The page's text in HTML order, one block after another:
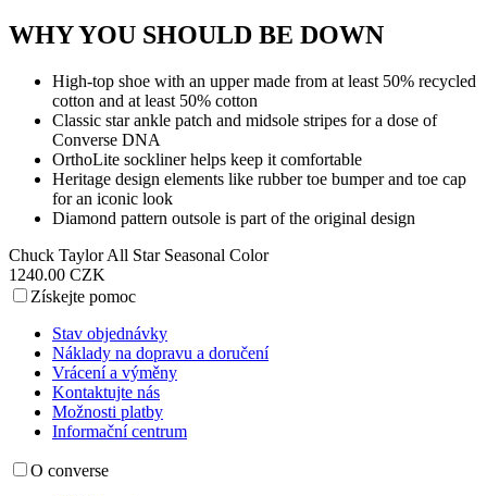
WHY YOU SHOULD BE DOWN
High-top shoe with an upper made from at least 50% recycled
cotton and at least 50% cotton
Classic star ankle patch and midsole stripes for a dose of
Converse DNA
OrthoLite sockliner helps keep it comfortable
Heritage design elements like rubber toe bumper and toe cap
for an iconic look
Diamond pattern outsole is part of the original design
Chuck Taylor All Star Seasonal Color
1240.00 CZK
Získejte pomoc
Stav objednávky
Náklady na dopravu a doručení
Vrácení a výměny
Kontaktujte nás
Možnosti platby
Informační centrum
O converse